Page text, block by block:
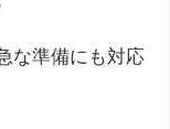
な準備にも対応